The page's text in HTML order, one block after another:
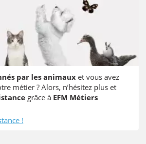
par les animauxet vous avez
métier ? Alors, n’hésitez plus et
grâce à EFM Métiers
!